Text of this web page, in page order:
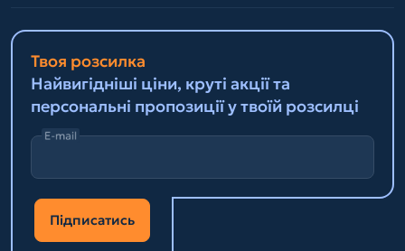
Твоя розсилка
Найвигідніші ціни, круті акції та
персональні пропозиції у твоїй розсилці
E-mail
Підписатись